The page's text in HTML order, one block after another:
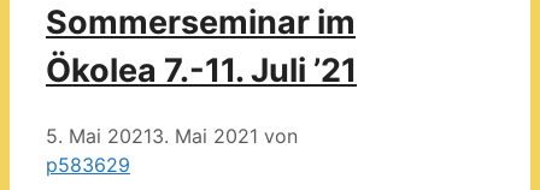
Sommerseminar im
Ökolea 7.-11. Juli ’21
5. Mai 20213. Mai 2021 von
p583629